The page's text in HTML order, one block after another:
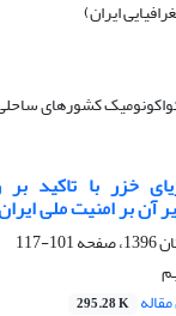
کشورهای
خزر با تاکید بر
آن بر امنیت ملی
101-117
295.28 K